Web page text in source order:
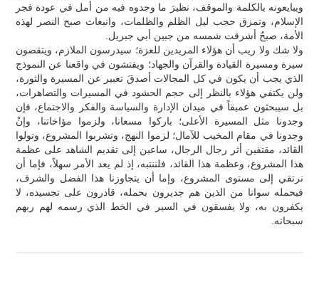
ويبايعونه بالكلمة والموقف، نظيرَ ما وجدوه فيه من أمل في عودة فجر
الإسلام، وتمزق حجب ليل الظلم والظلمات، وانبعاث صبح النصر لهذه
الأمة، صبحٌ أشرقت شمسه من جبين أبي جبريل.
ولا شك ولا ريب أن هؤلاء المريدين للعزة؛ سيدرسون الملازم، ويتقصون
سيرة ومسيرة القيادة والقرآن والجهاد؛ ويفتشون في واقعنا عن النموذج
الذي يجب أن يكون في كل المجالات أصدقَ تعبير عن المسيرة والثورة،
ولن يكتفي هؤلاء بالنظر إلى حجم الحشود في المسيرات والتضاهرات،
بل سيبحثون عميقاً في ميدان الإدارة والسياسة والفكر والاجتماع، فإن
وجدونا مثل المسيرة الأعلى؛ باركوا مسعانا، ولزموا مؤاخاتنا، وإنْ
وجدونا في مقام المخيب للآمال؛ لزموا النهج، وتشربوا المشروع، وتولوا
القائد، مقتفين أثر رجال الرجال، ساعين إلى تقديم الشاهد على عظمة
هذا المشروع، وعظمة هذا القائد، فلننتبه، إذ لم يعد الأمر سهلاً، فإما أن
نرتقي إلى مستوى المشروع، وإما أن يتجاوزنا هذا الفضل والشرف،
فيحمله سوانا من الذين هم جديرون بحمله، قادرون على تجسيده، لا
يكفرون به، ولا يفسقون في السير في الخط الذي رسمه لهم ربهم
سبحانه.